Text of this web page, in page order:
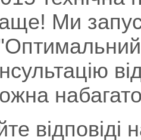
Ми
відповіді